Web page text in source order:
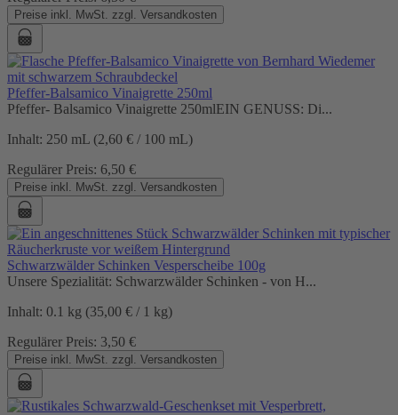
Preise inkl. MwSt. zzgl. Versandkosten
Pfeffer-Balsamico Vinaigrette 250ml
Pfeffer- Balsamico Vinaigrette 250mlEIN GENUSS: Di...
Inhalt: 250 mL (2,60 € / 100 mL)
Regulärer Preis: 6,50 €
Preise inkl. MwSt. zzgl. Versandkosten
Schwarzwälder Schinken Vesperscheibe 100g
Unsere Spezialität: Schwarzwälder Schinken - von H...
Inhalt: 0.1 kg (35,00 € / 1 kg)
Regulärer Preis: 3,50 €
Preise inkl. MwSt. zzgl. Versandkosten